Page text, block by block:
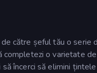
către șeful tău o serie
o varietate
încerci să elimini